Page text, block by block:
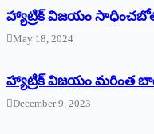
హ్యాట్రిక్‌ విజయం
May 18, 2024
హ్యాట్రిక్ విజయం మరింత
December 9, 2023